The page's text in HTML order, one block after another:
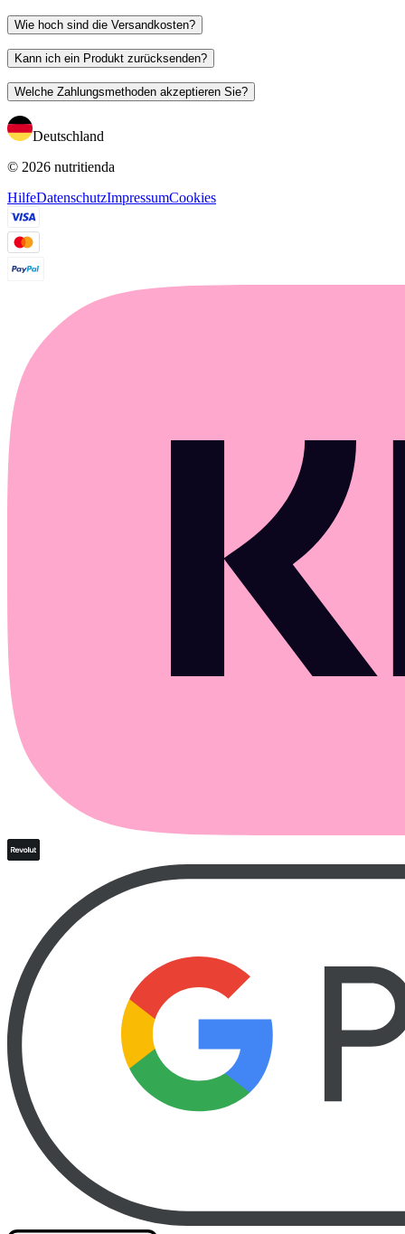
Wie hoch sind die Versandkosten?
Kann ich ein Produkt zurücksenden?
Welche Zahlungsmethoden akzeptieren Sie?
Deutschland
© 2026 nutritienda
HilfeDatenschutzImpressumCookies